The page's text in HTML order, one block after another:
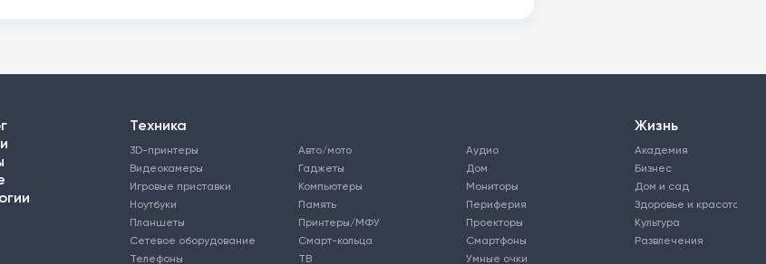
Техника
3D-принтеры Авто/мото
Аудио
Видеокамеры
Гаджеты
Дом
Игровые приставки
Компьютеры
Мониторы
Ноутбуки
Память
Периферия
Планшеты
Принтеры/МФУ
Проекторы
Сетевое оборудование
Смарт-кольца
Смартфоны
Телефоны
ТВ Умные очки
Жизнь
Академия
Бизнес
Дом и сад
Здоровье и красота
Культура
Развлечения